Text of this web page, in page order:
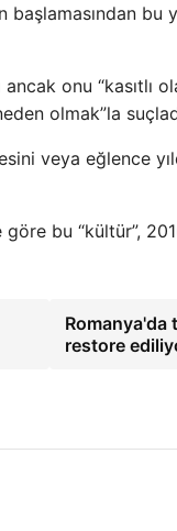
başlamasından bu
ancak onu
olmak”la
veya eğlence
bu “kültür”,
Romanya'da
restore